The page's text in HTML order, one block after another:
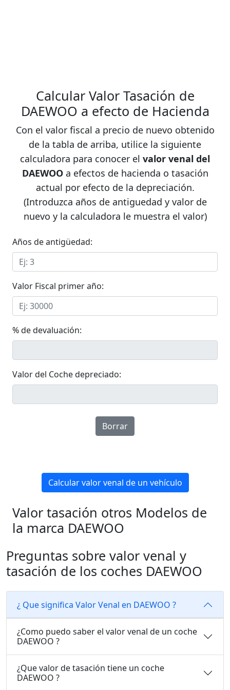
Calcular Valor Tasación de
DAEWOO a efecto de Hacienda
Con el valor fiscal a precio de nuevo obtenido
de la tabla de arriba, utilice la siguiente
calculadora para conocer el valor venal del
DAEWOO a efectos de hacienda o tasación
actual por efecto de la depreciación.
(Introduzca años de antiguedad y valor de
nuevo y la calculadora le muestra el valor)
Años de antigüedad:
Valor Fiscal primer año:
% de devaluación:
Valor del Coche depreciado:
Borrar
Calcular valor venal de un vehículo
Valor tasación otros Modelos de
la marca DAEWOO
Preguntas sobre valor venal y
tasación de los coches DAEWOO
¿ Que significa Valor Venal en DAEWOO ?
¿Como puedo saber el valor venal de un coche
DAEWOO ?
¿Que valor de tasación tiene un coche
DAEWOO ?